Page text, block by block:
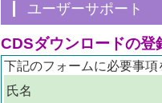
ユーザーサポート
CDSダウンロードの登
下記のフォームに必要事項
氏名